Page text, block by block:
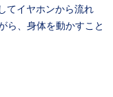
てイヤホンから流れ
ら、身体を動かすこと